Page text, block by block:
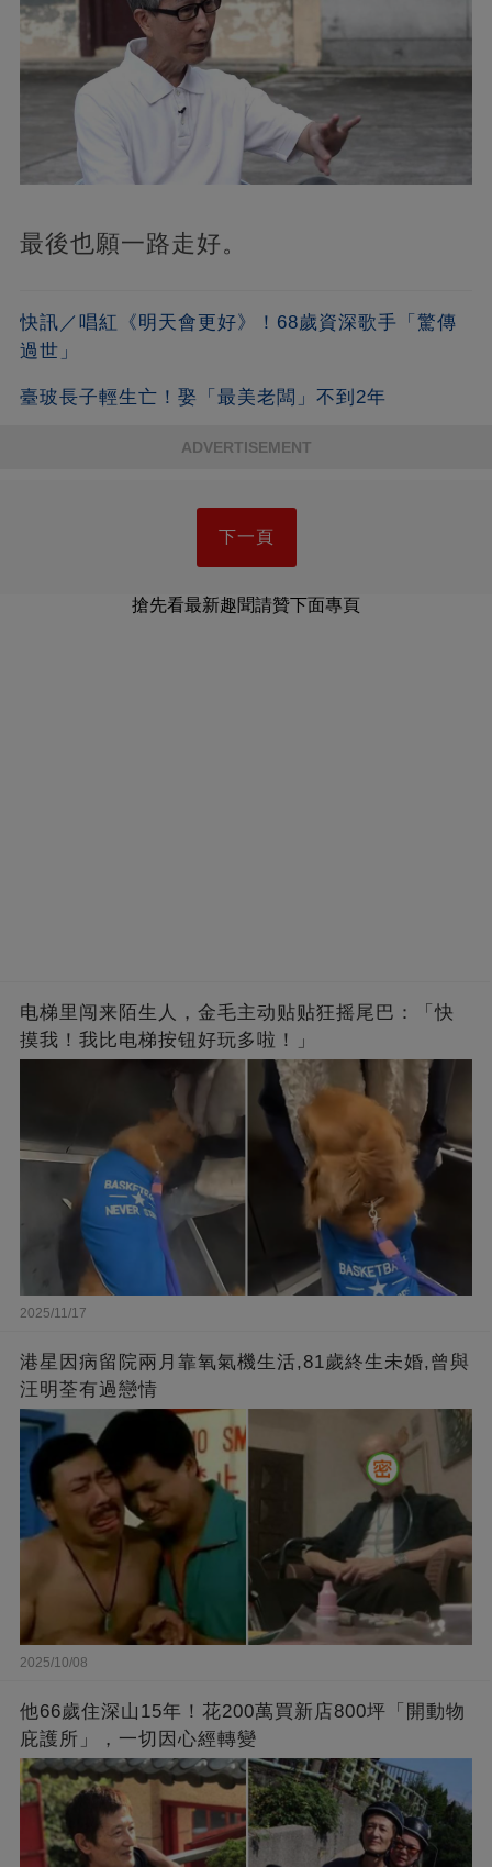
最後也願一路走好。
快訊／唱紅《明天會更好》！68歲資深歌手「驚傳
過世」
臺玻長子輕生亡！娶「最美老闆」不到2年
ADVERTISEMENT
下一頁
搶先看最新趣聞請贊下面專頁
电梯里闯来陌生人，金毛主动贴贴狂摇尾巴：「快
摸我！我比电梯按钮好玩多啦！」
2025/11/17
港星因病留院兩月靠氧氣機生活,81歲終生未婚,曾與
汪明荃有過戀情
2025/10/08
他66歲住深山15年！花200萬買新店800坪「開動物
庇護所」，一切因心經轉變